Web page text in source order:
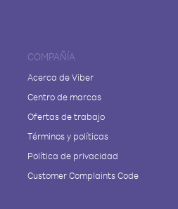
COMPAÑÍA
Acerca de Viber
Centro de marcas
Ofertas de trabajo
Términos y políticas
Política de privacidad
Customer Complaints Code